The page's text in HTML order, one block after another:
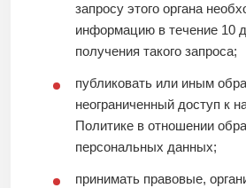
запросу этого органа
информацию в течение 10
получения такого запроса;
публиковать или иным
неограниченный доступ к
Политике в отношении
персональных данных;
принимать правовые,